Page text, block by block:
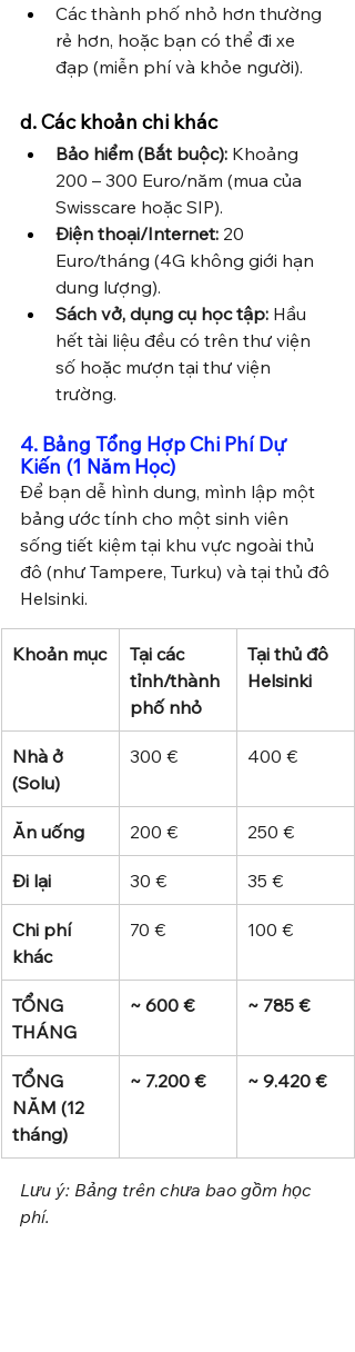
Các thành phố nhỏ hơn thường
rẻ hơn, hoặc bạn có thể đi xe
đạp (miễn phí và khỏe người).
d. Các khoản chi khác
Bảo hiểm (Bắt buộc): Khoảng
200 – 300 Euro/năm (mua của
Swisscare hoặc SIP).
Điện thoại/Internet: 20
Euro/tháng (4G không giới hạn
dung lượng).
Sách vở, dụng cụ học tập: Hầu
hết tài liệu đều có trên thư viện
số hoặc mượn tại thư viện
trường.
4. Bảng Tổng Hợp Chi Phí Dự
Kiến (1 Năm Học)
Để bạn dễ hình dung, mình lập một
bảng ước tính cho một sinh viên
sống tiết kiệm tại khu vực ngoài thủ
đô (như Tampere, Turku) và tại thủ đô
Helsinki.
Khoản mục
Tại các
tỉnh/thành
phố nhỏ
Tại thủ đô
Helsinki
Nhà ở
(Solu)
300 € 400 €
Ăn uống 200 € 250 €
Đi lại 30 € 35 €
Chi phí
khác
70 € 100 €
TỔNG
THÁNG
~ 600 € ~ 785 €
TỔNG
NĂM (12
tháng)
~ 7.200 € ~ 9.420 €
Lưu ý: Bảng trên chưa bao gồm học
phí.